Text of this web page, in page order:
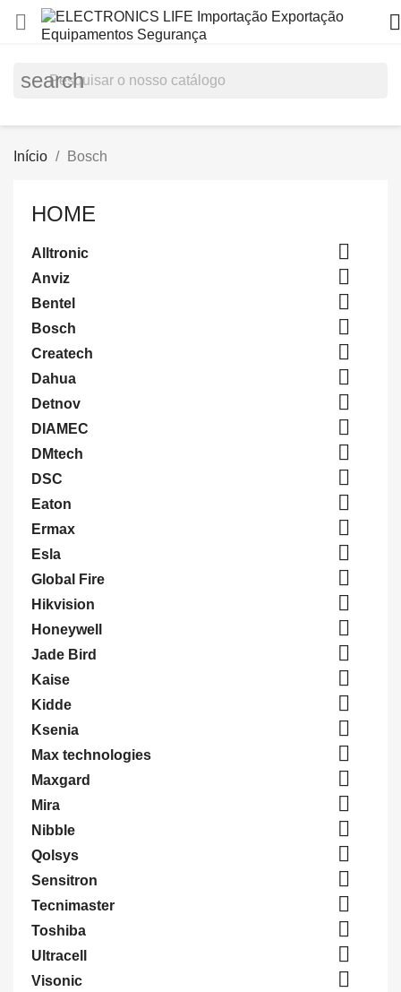
 
search
Início Bosch
HOME
Alltronic 
Anviz 
Bentel 
Bosch 
Createch 
Dahua 
Detnov 
DIAMEC 
DMtech 
DSC 
Eaton 
Ermax 
Esla 
Global Fire 
Hikvision 
Honeywell 
Jade Bird 
Kaise 
Kidde 
Ksenia 
Max technologies 
Maxgard 
Mira 
Nibble 
Qolsys 
Sensitron 
Tecnimaster 
Toshiba 
Ultracell 
Visonic 